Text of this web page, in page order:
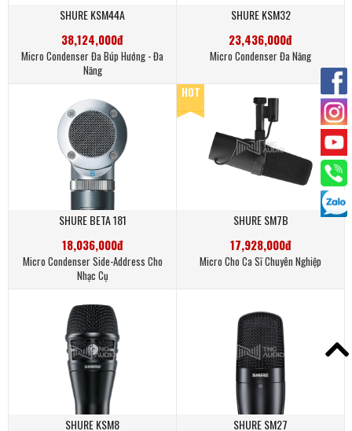
SHURE KSM44A
38,124,000đ
Micro Condenser Đa Búp Hướng - Đa
Năng
SHURE KSM32
23,436,000đ
Micro Condenser Đa Năng
SHURE BETA 181
18,036,000đ
Micro Condenser Side-Address Cho
Nhạc Cụ
HOT
SHURE SM7B
17,928,000đ
Micro Cho Ca Sĩ Chuyên Nghiệp
SHURE KSM8 SHURE SM27